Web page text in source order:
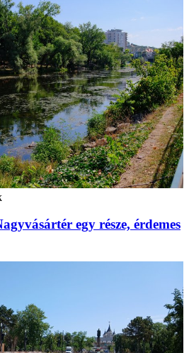
egy része, érdemes